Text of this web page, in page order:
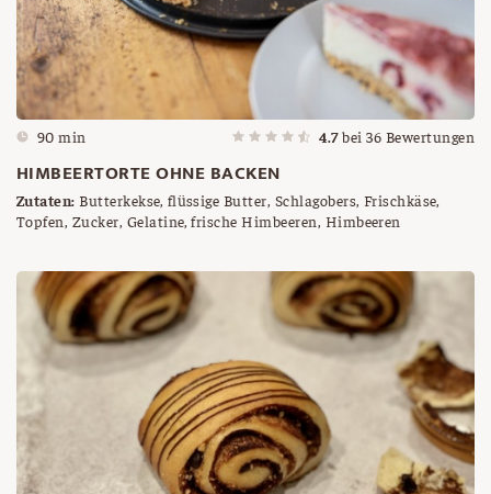
90 min 4.7bei36 Bewertungen
HIMBEERTORTE OHNE BACKEN
Zutaten: Butterkekse, flüssige Butter, Schlagobers, Frischkäse,
Topfen, Zucker, Gelatine, frische Himbeeren, Himbeeren